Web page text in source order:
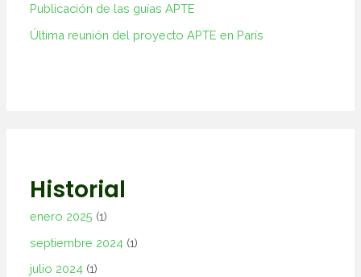
Publicación de las guías APTE
Última reunión del proyecto APTE en París
Historial
enero 2025 (1)
septiembre 2024 (1)
julio 2024 (1)